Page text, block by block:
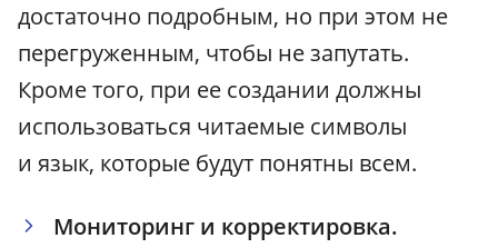
достаточно подробным, но при этом не
перегруженным, чтобы не запутать.
Кроме того, при ее создании должны
использоваться читаемые символы
и язык, которые будут понятны всем.
Мониторинг и корректировка.